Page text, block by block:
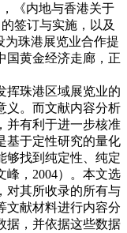
《内地与香港关于
签订与实施，以及
为珠港展览业合作提
国黄金经济走廊，正
珠港区域展览业的
义。而文献内容分析
并有利于进一步核准
基于定性研究的量化
够找到纯定性、纯定
峰，2004）。本文选
对其所收录的所有与
文献材料进行内容分
据，并依据这些数据